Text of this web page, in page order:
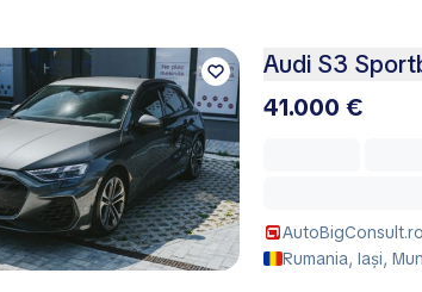
Audi S3
41.000 €
AutoBigConsult.ro
Rumania, Iași,